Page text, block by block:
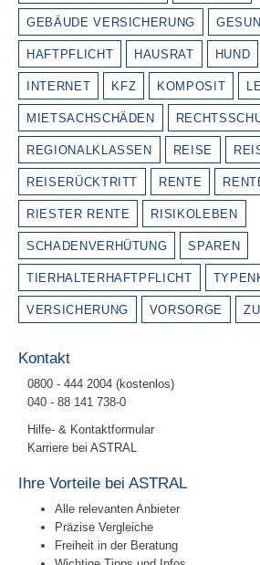
GEBÄUDE VERSICHERUNG
HAFTPFLICHT HAUSRAT HUND
INTERNET KFZ KOMPOSIT
MIETSACHSCHÄDEN
REGIONALKLASSEN REISE
REISERÜCKTRITT RENTE
RIESTER RENTE RISIKOLEBEN
SCHADENVERHÜTUNG SPAREN
TIERHALTERHAFTPFLICHT
VERSICHERUNG VORSORGE
Kontakt
0800 - 444 2004 (kostenlos)
040 - 88 141 738-0
Hilfe- & Kontaktformular
Karriere bei ASTRAL
Ihre Vorteile bei ASTRAL
Alle relevanten Anbieter
Präzise Vergleiche
Freiheit in der Beratung